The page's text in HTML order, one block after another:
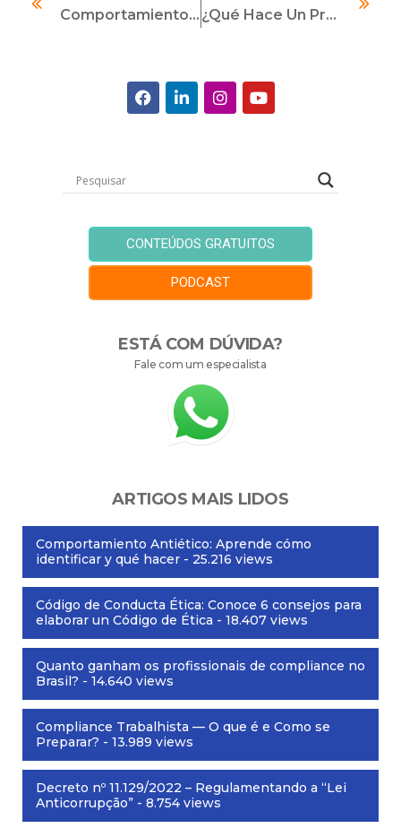
Comportamiento Antiético: Aprende Cómo Identificar Y Qué Hacer ¿Qué Hace Un Profesional De Cumplimiento? Aprende Aquí
CONTEÚDOS GRATUITOS
PODCAST
ESTÁ COM DÚVIDA?
Fale com um especialista
ARTIGOS MAIS LIDOS
Comportamiento Antiético: Aprende cómo
identificar y qué hacer - 25.216 views
Código de Conducta Ética: Conoce 6 consejos para
elaborar un Código de Ética - 18.407 views
Quanto ganham os profissionais de compliance no
Brasil? - 14.640 views
Compliance Trabalhista — O que é e Como se
Preparar? - 13.989 views
Decreto nº 11.129/2022 – Regulamentando a “Lei
Anticorrupção” - 8.754 views